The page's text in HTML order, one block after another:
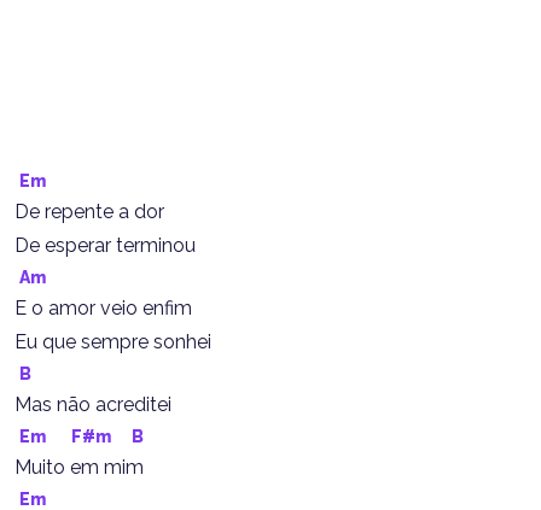
Em
De repente a dor
De esperar terminou
Am
E o amor veio enfim
Eu que sempre sonhei
B
Mas não acreditei
Em F#m B
Muito em mim
Em